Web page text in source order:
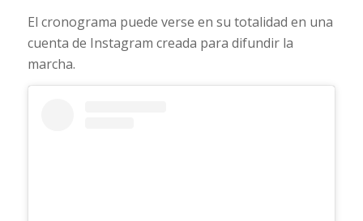
El cronograma puede verse en su totalidad en una
cuenta de Instagram creada para difundir la
marcha.